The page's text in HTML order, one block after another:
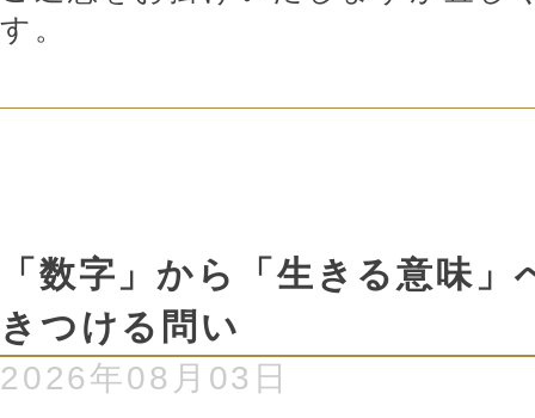
す。
「数字」から「生きる意味
きつける問い
2026年08月03日